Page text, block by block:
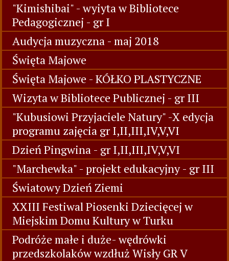
"Kimishibai" - wyiyta w Bibliotece
Pedagogicznej - gr I
Audycja muzyczna - maj 2018
Święta Majowe
Święta Majowe - KÓŁKO PLASTYCZNE
Wizyta w Bibliotece Publicznej - gr III
"Kubusiowi Przyjaciele Natury" -X edycja
programu zajęcia gr I,II,III,IV,V,VI
Dzień Pingwina - gr I,II,III,IV,V,VI
"Marchewka" - projekt edukacyjny - gr III
Światowy Dzień Ziemi
XXIII Festiwal Piosenki Dziecięcej w
Miejskim Domu Kultury w Turku
Podróże małe i duże- wędrówki
przedszkolaków wzdłuż Wisły GR V